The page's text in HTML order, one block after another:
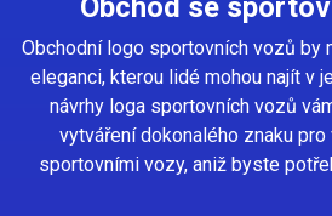
Obchod se
Obchodní logo sportovních vozů by
eleganci, kterou lidé mohou najít v
návrhy loga sportovních vozů
vytváření dokonalého znaku
sportovními vozy, aniž byste